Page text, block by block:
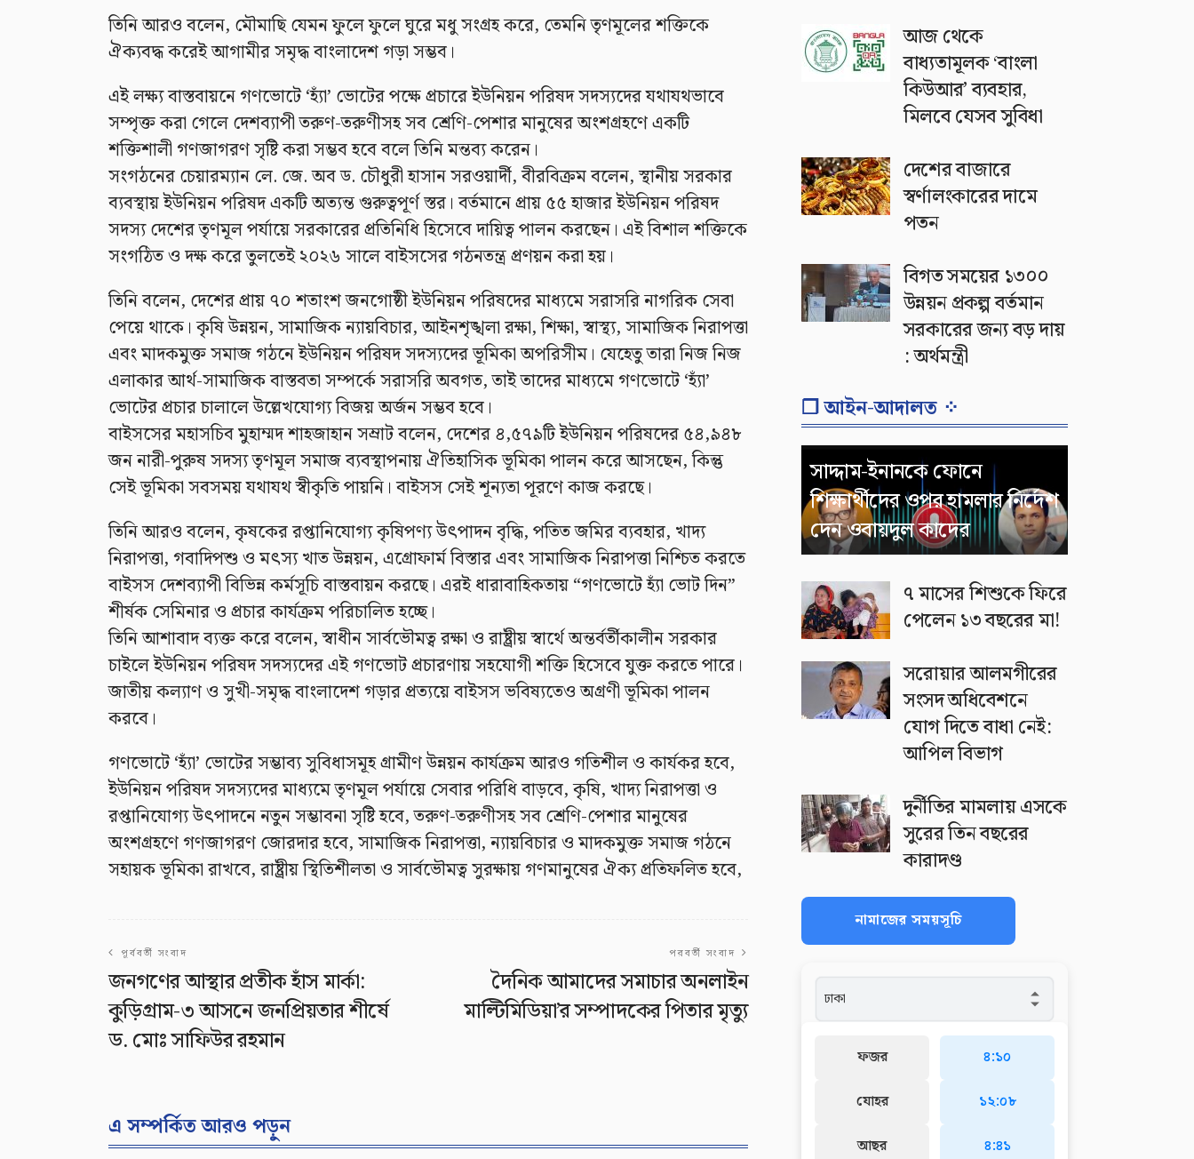
তিনি আরও বলেন, মৌমাছি যেমন ফুলে ফুলে ঘুরে মধু সংগ্রহ করে, তেমনি তৃণমূলের শক্তিকে
ঐক্যবদ্ধ করেই আগামীর সমৃদ্ধ বাংলাদেশ গড়া সম্ভব।
এই লক্ষ্য বাস্তবায়নে গণভোটে ‘হ্যাঁ’ ভোটের পক্ষে প্রচারে ইউনিয়ন পরিষদ সদস্যদের যথাযথভাবে
সম্পৃক্ত করা গেলে দেশব্যাপী তরুণ-তরুণীসহ সব শ্রেণি-পেশার মানুষের অংশগ্রহণে একটি
শক্তিশালী গণজাগরণ সৃষ্টি করা সম্ভব হবে বলে তিনি মন্তব্য করেন।
সংগঠনের চেয়ারম্যান লে. জে. অব ড. চৌধুরী হাসান সরওয়ার্দী, বীরবিক্রম বলেন, স্থানীয় সরকার
ব্যবস্থায় ইউনিয়ন পরিষদ একটি অত্যন্ত গুরুত্বপূর্ণ স্তর। বর্তমানে প্রায় ৫৫ হাজার ইউনিয়ন পরিষদ
সদস্য দেশের তৃণমূল পর্যায়ে সরকারের প্রতিনিধি হিসেবে দায়িত্ব পালন করছেন। এই বিশাল শক্তিকে
সংগঠিত ও দক্ষ করে তুলতেই ২০২৬ সালে বাইসসের গঠনতন্ত্র প্রণয়ন করা হয়।
তিনি বলেন, দেশের প্রায় ৭০ শতাংশ জনগোষ্ঠী ইউনিয়ন পরিষদের মাধ্যমে সরাসরি নাগরিক সেবা
পেয়ে থাকে। কৃষি উন্নয়ন, সামাজিক ন্যায়বিচার, আইনশৃঙ্খলা রক্ষা, শিক্ষা, স্বাস্থ্য, সামাজিক নিরাপত্তা
এবং মাদকমুক্ত সমাজ গঠনে ইউনিয়ন পরিষদ সদস্যদের ভূমিকা অপরিসীম। যেহেতু তারা নিজ নিজ
এলাকার আর্থ-সামাজিক বাস্তবতা সম্পর্কে সরাসরি অবগত, তাই তাদের মাধ্যমে গণভোটে ‘হ্যাঁ’
ভোটের প্রচার চালালে উল্লেখযোগ্য বিজয় অর্জন সম্ভব হবে।
বাইসসের মহাসচিব মুহাম্মদ শাহজাহান সম্রাট বলেন, দেশের ৪,৫৭৯টি ইউনিয়ন পরিষদের ৫৪,৯৪৮
জন নারী-পুরুষ সদস্য তৃণমূল সমাজ ব্যবস্থাপনায় ঐতিহাসিক ভূমিকা পালন করে আসছেন, কিন্তু
সেই ভূমিকা সবসময় যথাযথ স্বীকৃতি পায়নি। বাইসস সেই শূন্যতা পূরণে কাজ করছে।
তিনি আরও বলেন, কৃষকের রপ্তানিযোগ্য কৃষিপণ্য উৎপাদন বৃদ্ধি, পতিত জমির ব্যবহার, খাদ্য
নিরাপত্তা, গবাদিপশু ও মৎস্য খাত উন্নয়ন, এগ্রোফার্ম বিস্তার এবং সামাজিক নিরাপত্তা নিশ্চিত করতে
বাইসস দেশব্যাপী বিভিন্ন কর্মসূচি বাস্তবায়ন করছে। এরই ধারাবাহিকতায় “গণভোটে হ্যাঁ ভোট দিন”
শীর্ষক সেমিনার ও প্রচার কার্যক্রম পরিচালিত হচ্ছে।
তিনি আশাবাদ ব্যক্ত করে বলেন, স্বাধীন সার্বভৌমত্ব রক্ষা ও রাষ্ট্রীয় স্বার্থে অন্তর্বর্তীকালীন সরকার
চাইলে ইউনিয়ন পরিষদ সদস্যদের এই গণভোট প্রচারণায় সহযোগী শক্তি হিসেবে যুক্ত করতে পারে।
জাতীয় কল্যাণ ও সুখী-সমৃদ্ধ বাংলাদেশ গড়ার প্রত্যয়ে বাইসস ভবিষ্যতেও অগ্রণী ভূমিকা পালন
করবে।
গণভোটে ‘হ্যাঁ’ ভোটের সম্ভাব্য সুবিধাসমূহ গ্রামীণ উন্নয়ন কার্যক্রম আরও গতিশীল ও কার্যকর হবে,
ইউনিয়ন পরিষদ সদস্যদের মাধ্যমে তৃণমূল পর্যায়ে সেবার পরিধি বাড়বে, কৃষি, খাদ্য নিরাপত্তা ও
রপ্তানিযোগ্য উৎপাদনে নতুন সম্ভাবনা সৃষ্টি হবে, তরুণ-তরুণীসহ সব শ্রেণি-পেশার মানুষের
অংশগ্রহণে গণজাগরণ জোরদার হবে, সামাজিক নিরাপত্তা, ন্যায়বিচার ও মাদকমুক্ত সমাজ গঠনে
সহায়ক ভূমিকা রাখবে, রাষ্ট্রীয় স্থিতিশীলতা ও সার্বভৌমত্ব সুরক্ষায় গণমানুষের ঐক্য প্রতিফলিত হবে,
পূর্ববর্তী সংবাদ
জনগণের আস্থার প্রতীক হাঁস মার্কা:
কুড়িগ্রাম-৩ আসনে জনপ্রিয়তার শীর্ষে
ড. মোঃ সাফিউর রহমান
পরবর্তী সংবাদ
দৈনিক আমাদের সমাচার অনলাইন
মাল্টিমিডিয়া’র সম্পাদকের পিতার মৃত্যু
এ সম্পর্কিত আরও পড়ুন
আজ থেকে
বাধ্যতামূলক ‘বাংলা
কিউআর’ ব্যবহার,
মিলবে যেসব সুবিধা
দেশের বাজারে
স্বর্ণালংকারের দামে
পতন
বিগত সময়ের ১৩০০
উন্নয়ন প্রকল্প বর্তমান
সরকারের জন্য বড় দায়
: অর্থমন্ত্রী
❐ আইন-আদালত ⁘
সাদ্দাম-ইনানকে ফোনে
শিক্ষার্থীদের ওপর হামলার নির্দেশ
দেন ওবায়দুল কাদের
৭ মাসের শিশুকে ফিরে
পেলেন ১৩ বছরের মা!
সরোয়ার আলমগীরের
সংসদ অধিবেশনে
যোগ দিতে বাধা নেই:
আপিল বিভাগ
দুর্নীতির মামলায় এসকে
সুরের তিন বছরের
কারাদণ্ড
নামাজের সময়সূচি
ফজর
যোহর
আছর
৪:১০
১২:০৮
৪:৪১